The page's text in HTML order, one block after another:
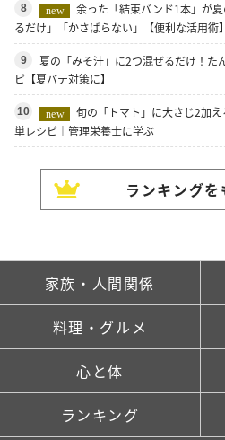
8 new
余った「結束バンド1本」が
るだけ」「かさばらない」【便利な活用術】
9
夏の「みそ汁」に2つ混ぜるだけ！た
ピ【夏バテ対策に】
10 new
旬の「トマト」に大さじ2加
単レシピ｜管理栄養士に学ぶ
ランキングを
家族・人間関係
料理・グルメ
心と体
ランキング